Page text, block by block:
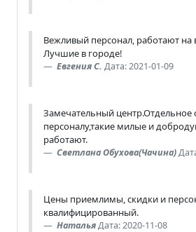
Вежливый персонал, работают
Лучшие в городе!
Евгения С. Дата: 2021-01-09
Замечательный центр.Отдельное
персоналу,такие милые и
работают.
Светлана Обухова(Чачина)
Цены приемлимы, скидки и
квалифицированный.
НатальяДата: 2020-11-08